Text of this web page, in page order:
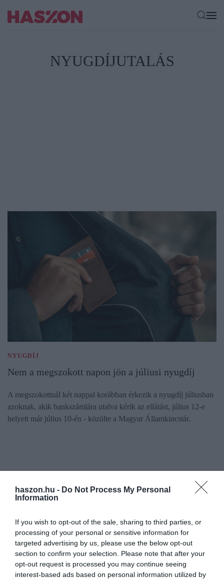
haszon.hu - Do Not Process My Personal
Information
If you wish to opt-out of the sale, sharing to third parties, or
processing of your personal or sensitive information for
targeted advertising by us, please use the below opt-out
section to confirm your selection. Please note that after your
opt-out request is processed you may continue seeing
interest-based ads based on personal information utilized by
NYUGDÍJUTALÁS
NYUGDÍJ
Nem a megszokott napon jön a júliusi nyugdíj
A megszokottnál két nappal korábban érkezik a nyugdíj júliusban
azoknak, akik bankszámlára utalva kérik az ellátást, július 12-e
helyett már július 10-én - közölte a Magyar Államkincstár.